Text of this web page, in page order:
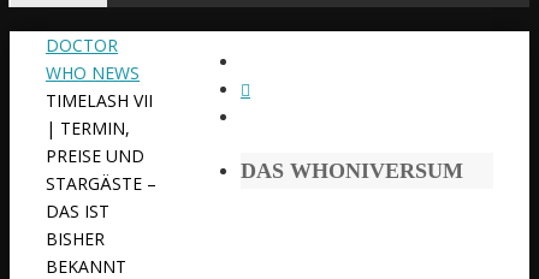
START
DOCTOR
WHO NEWS
TIMELASH VII
| TERMIN,
PREISE UND
STARGÄSTE –
DAS IST
BISHER
BEKANNT
DAS WHONIVERSUM